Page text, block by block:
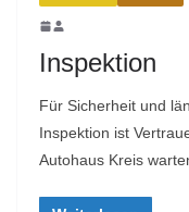
Inspektion
Für Sicherheit und
Inspektion ist
Autohaus Kreis